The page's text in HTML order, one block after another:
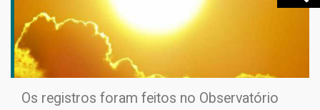
Os registros foram feitos no Observatório